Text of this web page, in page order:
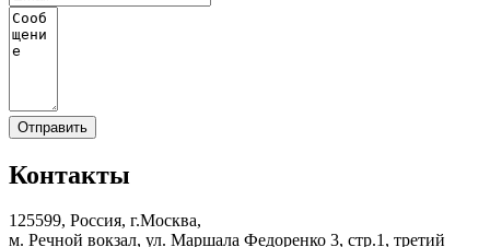
Контакты
125599, Россия, г.Москва,
м. Речной вокзал, ул. Маршала Федоренко 3, стр.1, третий